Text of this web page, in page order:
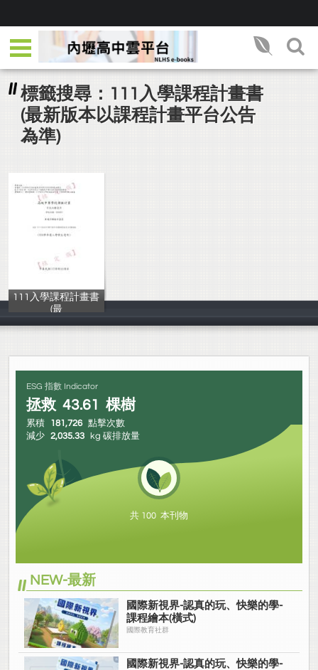
標籤搜尋：111入學課程計畫書
(最新版本以課程計畫平台公告
為準)
111入學課程計畫書
(最
教務處
ESG 指數 Indicator
拯救 43.61 棵樹
累積 181,726 點擊次數
減少 2,035.33 kg 碳排放量
共 100 本刊物
NEW-最新
國際新視界-認真的玩、快樂的學-
課程繪本(橫式)
國際教育社群
國際新視界-認真的玩、快樂的學-